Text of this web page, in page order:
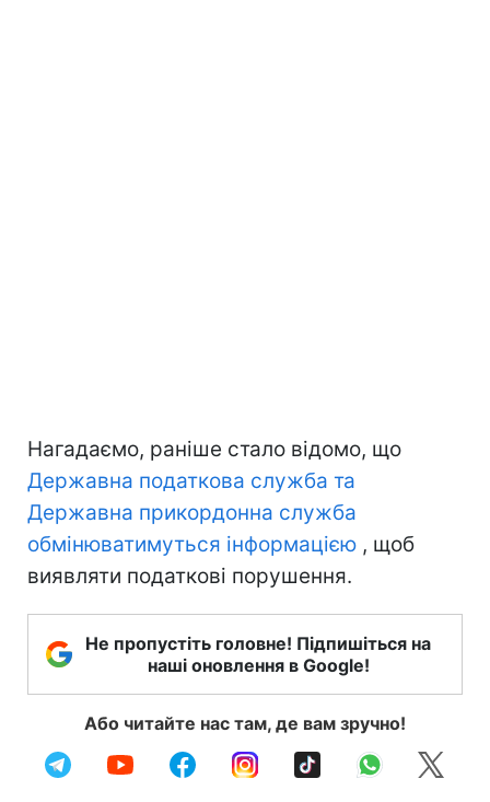
Нагадаємо, раніше стало відомо, що
Державна податкова служба та
Державна прикордонна служба
обмінюватимуться інформацією , щоб
виявляти податкові порушення.
Не пропустіть головне! Підпишіться на
наші оновлення в Google!
Або читайте нас там, де вам зручно!